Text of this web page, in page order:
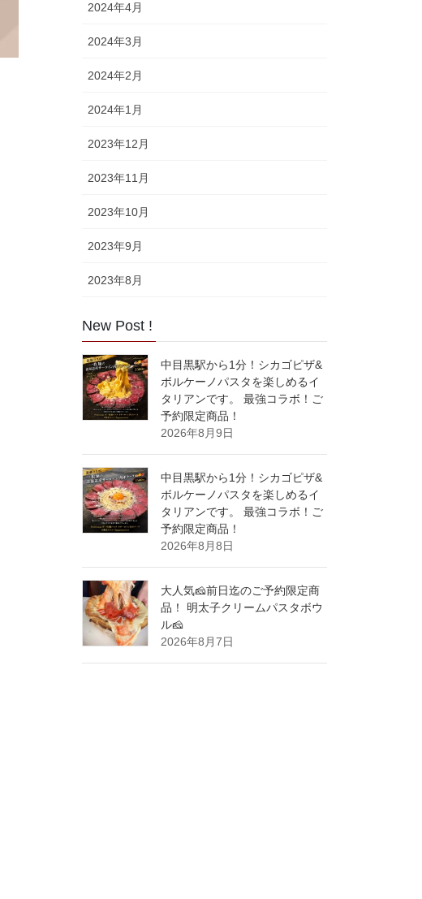
2024年4月
2024年3月
2024年2月
2024年1月
2023年12月
2023年11月
2023年10月
2023年9月
2023年8月
New Post !
中目黒駅から1分！シカゴピザ&
ボルケーノパスタを楽しめるイ
タリアンです。 最強コラボ！ご
予約限定商品！
2026年8月9日
中目黒駅から1分！シカゴピザ&
ボルケーノパスタを楽しめるイ
タリアンです。 最強コラボ！ご
予約限定商品！
2026年8月8日
大人気🧀前日迄のご予約限定商
品！ 明太子クリームパスタボウ
ル🧀
2026年8月7日